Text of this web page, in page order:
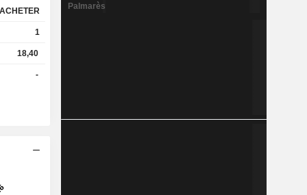
ACHETER
1
18,40
-
Palmarès